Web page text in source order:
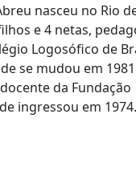
nasceu no Rio
e 4 netas,
Logosófico de
se mudou em
da Fundação
ingressou em 1974.